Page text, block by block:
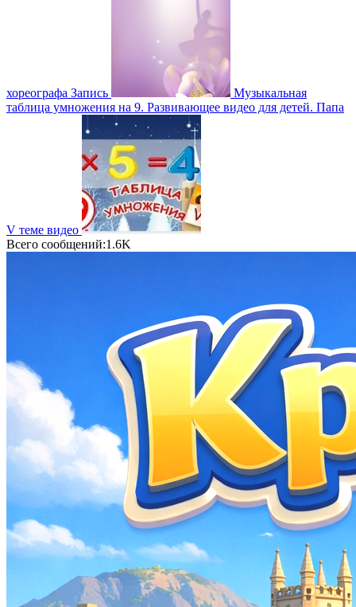
хореографа Запись
Музыкальная
таблица умножения на 9. Развивающее видео для детей. Папа
V теме видео
Всего сообщений:1.6K